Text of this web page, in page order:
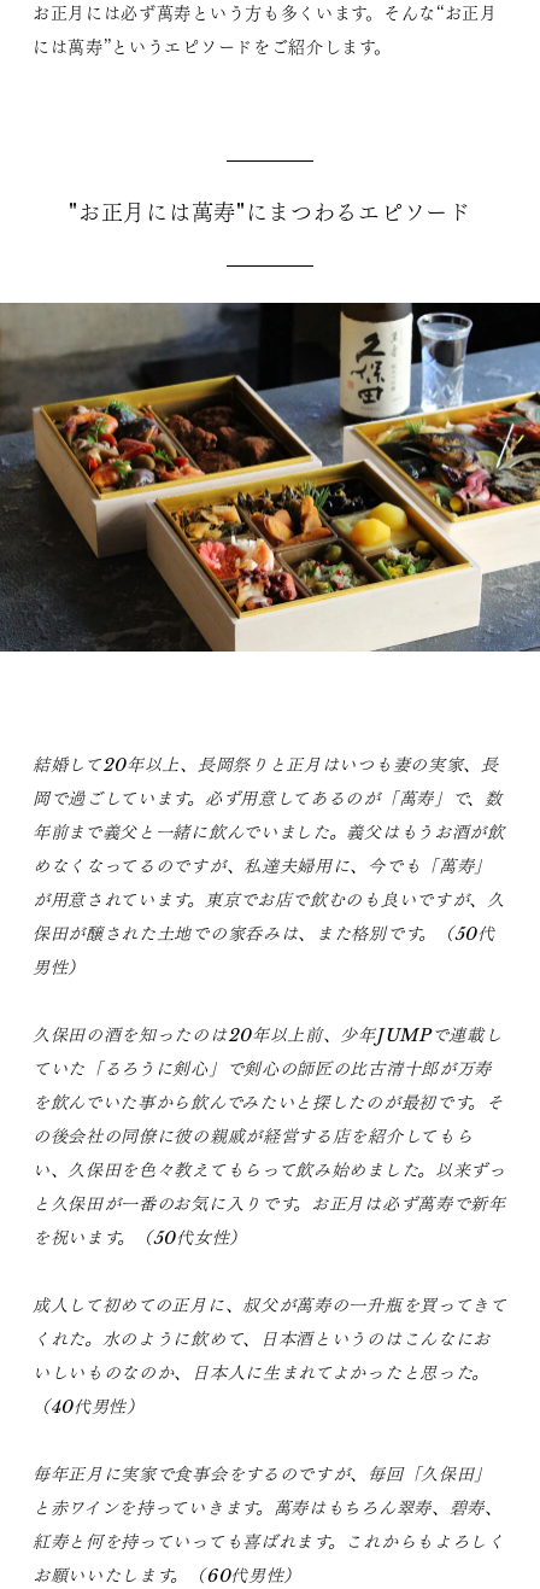
お正月には必ず萬寿という方も多くいます。そんな“お正月
には萬寿”というエピソードをご紹介します。
"お正月には萬寿"にまつわるエピソード
結婚して20年以上、長岡祭りと正月はいつも妻の実家、長
岡で過ごしています。必ず用意してあるのが「萬寿」で、数
年前まで義父と一緒に飲んでいました。義父はもうお酒が飲
めなくなってるのですが、私達夫婦用に、今でも「萬寿」
が用意されています。東京でお店で飲むのも良いですが、久
保田が醸された土地での家呑みは、また格別です。（50代
男性）
久保田の酒を知ったのは20年以上前、少年JUMPで連載し
ていた「るろうに剣心」で剣心の師匠の比古清十郎が万寿
を飲んでいた事から飲んでみたいと探したのが最初です。そ
の後会社の同僚に彼の親戚が経営する店を紹介してもら
い、久保田を色々教えてもらって飲み始めました。以来ずっ
と久保田が一番のお気に入りです。お正月は必ず萬寿で新年
を祝います。（50代女性）
成人して初めての正月に、叔父が萬寿の一升瓶を買ってきて
くれた。水のように飲めて、日本酒というのはこんなにお
いしいものなのか、日本人に生まれてよかったと思った。
（40代男性）
毎年正月に実家で食事会をするのですが、毎回「久保田」
と赤ワインを持っていきます。萬寿はもちろん翠寿、碧寿、
紅寿と何を持っていっても喜ばれます。これからもよろしく
お願いいたします。（60代男性）